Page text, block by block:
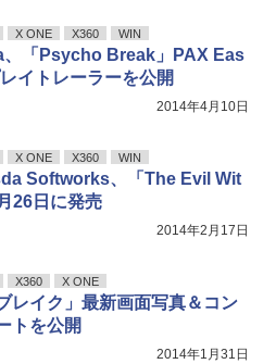
X ONE X360 WIN
、「Psycho Break」PAX Eas
イトレーラーを公開
2014年4月10日
X ONE X360 WIN
Softworks、「The Evil Wit
26日に発売
2014年2月17日
X360 X ONE
レイク」最新画面写真＆コン
トを公開
2014年1月31日